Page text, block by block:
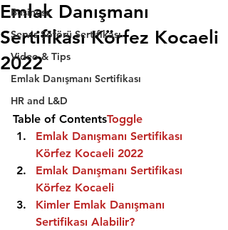
Business
Servis Şöförü Sertifikası
Video & Tips
Emlak Danışmanı Sertifikası
HR and L&D
Emlak Danışmanı
Sertifikası Körfez Kocaeli
2022
Table of ContentsToggle
Emlak Danışmanı Sertifikası
Körfez Kocaeli 2022
Emlak Danışmanı Sertifikası
Körfez Kocaeli
Kimler Emlak Danışmanı
Sertifikası Alabilir?